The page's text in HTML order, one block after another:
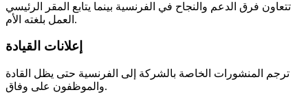
تتعاون فرق الدعم والنجاح في الفرنسية بينما يتابع المقر الرئيسي
العمل بلغته الأم.
إعلانات القيادة
ترجم المنشورات الخاصة بالشركة إلى الفرنسية حتى يظل القادة
والموظفون على وفاق.